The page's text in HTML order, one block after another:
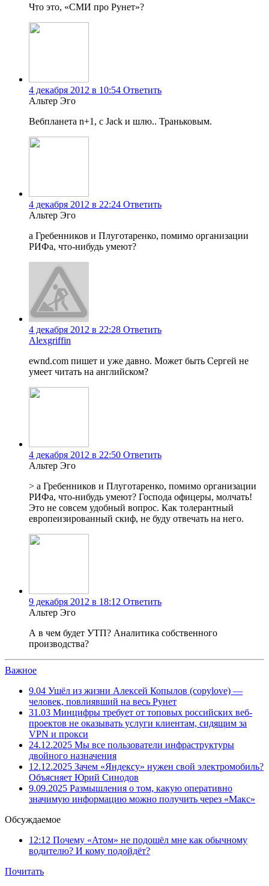
Что это, «СМИ про Рунет»?
4 декабря 2012 в 10:54 Ответить
Альтер Эго
Вебпланета n+1, с Jack и шлю.. Траньковым.
4 декабря 2012 в 22:24 Ответить
Альтер Эго
а Гребенников и Плуготаренко, помимо организации
РИФа, что-нибудь умеют?
4 декабря 2012 в 22:28 Ответить
Alexgriffin
ewnd.com пишет и уже давно. Может быть Сергей не
умеет читать на английском?
4 декабря 2012 в 22:50 Ответить
Альтер Эго
> а Гребенников и Плуготаренко, помимо организации
РИФа, что-нибудь умеют? Господа офицеры, молчать!
Это не совсем удобный вопрос. Как толерантный
европеизированный скиф, не буду отвечать на него.
9 декабря 2012 в 18:12 Ответить
Альтер Эго
А в чем будет УТП? Аналитика собственного
производства?
Важное
9.04 Ушёл из жизни Алексей Копылов (copylove) —
человек, повлиявший на весь Рунет
31.03 Минцифры требует от топовых российских веб-
проектов не оказывать услуги клиентам, сидящим за
VPN и прокси
24.12.2025 Мы все пользователи инфраструктуры
двойного назначения
12.12.2025 Зачем «Яндексу» нужен свой электромобиль?
Объясняет Юрий Синодов
9.09.2025 Размышления о том, какую оперативно
значимую информацию можно получить через «Макс»
Обсуждаемое
12:12 Почему «Атом» не подошёл мне как обычному
водителю? И кому подойдёт?
Почитать